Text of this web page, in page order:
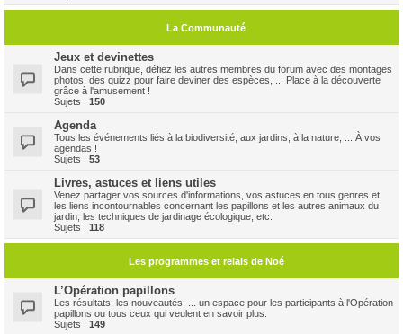
La Communauté
Jeux et devinettes
Dans cette rubrique, défiez les autres membres du forum avec des montages
photos, des quizz pour faire deviner des espèces, ... Place à la découverte
grâce à l'amusement !
Sujets : 150
Agenda
Tous les événements liés à la biodiversité, aux jardins, à la nature, ... À vos
agendas !
Sujets : 53
Livres, astuces et liens utiles
Venez partager vos sources d'informations, vos astuces en tous genres et
les liens incontournables concernant les papillons et les autres animaux du
jardin, les techniques de jardinage écologique, etc.
Sujets : 118
Les programmes et relais de Noé
L’Opération papillons
Les résultats, les nouveautés, ... un espace pour les participants à l'Opération
papillons ou tous ceux qui veulent en savoir plus.
Sujets : 149